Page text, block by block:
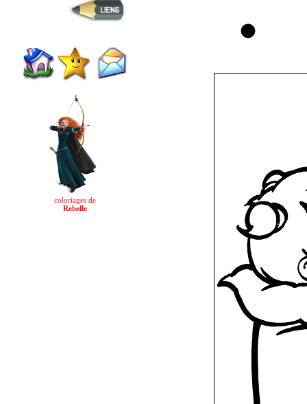
coloriages de
Rebelle